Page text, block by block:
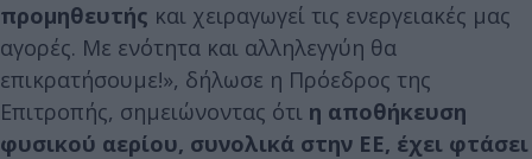
προμηθευτής και χειραγωγεί τις ενεργειακές μας
αγορές. Με ενότητα και αλληλεγγύη θα
επικρατήσουμε!», δήλωσε η Πρόεδρος της
Επιτροπής, σημειώνοντας ότι η αποθήκευση
φυσικού αερίου, συνολικά στην ΕΕ, έχει φτάσει